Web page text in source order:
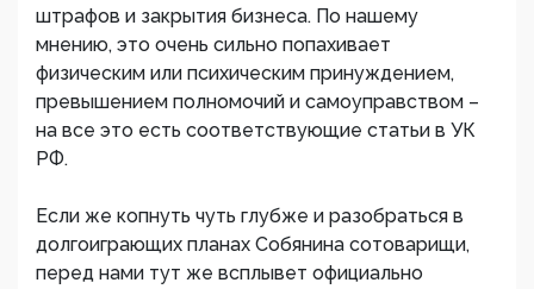
штрафов и закрытия бизнеса. По нашему
мнению, это очень сильно попахивает
физическим или психическим принуждением,
превышением полномочий и самоуправством –
на все это есть соответствующие статьи в УК
РФ.
Если же копнуть чуть глубже и разобраться в
долгоиграющих планах Собянина сотоварищи,
перед нами тут же всплывет официально